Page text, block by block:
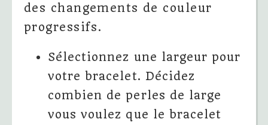
des changements de couleur
progressifs.
Sélectionnez une largeur pour
votre bracelet. Décidez
combien de perles de large
vous voulez que le bracelet